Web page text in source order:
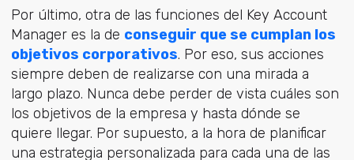
Por último, otra de las funciones del Key Account
Manager es la de conseguir que se cumplan los
objetivos corporativos. Por eso, sus acciones
siempre deben de realizarse con una mirada a
largo plazo. Nunca debe perder de vista cuáles son
los objetivos de la empresa y hasta dónde se
quiere llegar. Por supuesto, a la hora de planificar
una estrategia personalizada para cada una de las